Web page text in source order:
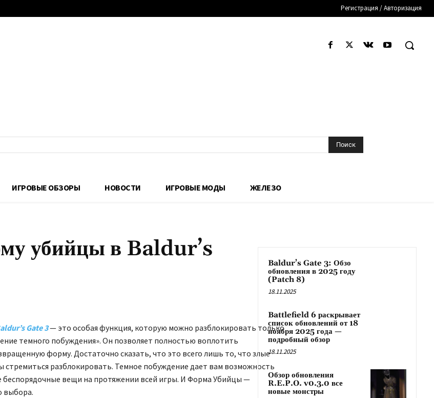
Регистрация / Авторизация
Поиск
ИГРОВЫЕ ОБЗОРЫ НОВОСТИ ИГРОВЫЕ МОДЫ ЖЕЛЕЗО
убийцы в Baldur’s
Gate 3— это особая функция, которую можно разблокировать только
темного побуждения». Он позволяет полностью воплотить
форму. Достаточно сказать, что это всего лишь то, что злые
стремиться разблокировать. Темное побуждение дает вам возможность
беспорядочные вещи на протяжении всей игры. И Форма Убийцы —
выбора.
Baldur’s Gate 3: Обзо
обновления в 2025 году
(Patch 8)
18.11.2025
Battlefield 6 раскрывает
список обновлений от 18
ноября 2025 года —
подробный обзор
18.11.2025
Обзор обновления
R.E.P.O. v0.3.0 все
новые монстры